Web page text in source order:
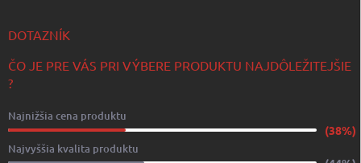
DOTAZNÍK
ČO JE PRE VÁS PRI VÝBERE PRODUKTU NAJDÔLEŽITEJŠIE
?
Najnižšia cena produktu
(38%)
Najvyššia kvalita produktu